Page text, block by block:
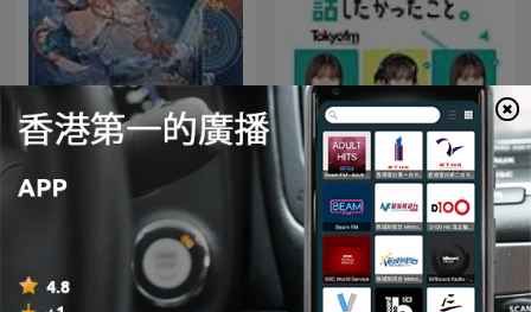
【 𝓐𝓶𝓸𝓻 𝓯𝓪𝓽𝓲】廣播劇
山崎怜奈の誰かに話したか